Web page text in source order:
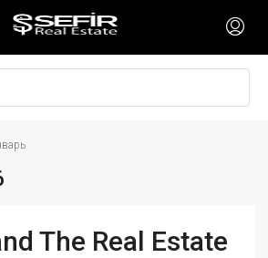
The Real Estate